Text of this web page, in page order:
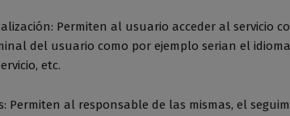
Permiten al usuario acceder al servicio
del usuario como por ejemplo serian el
etc.
Permiten al responsable de las mismas, el